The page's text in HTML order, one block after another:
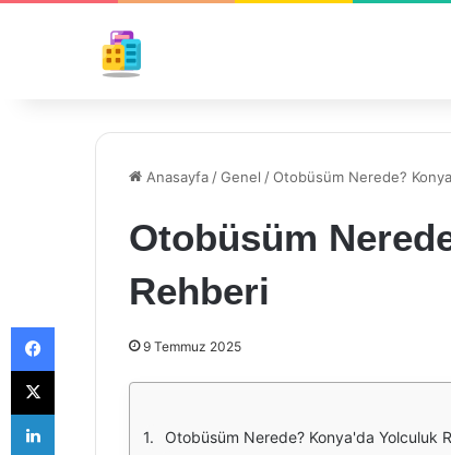
Anasayfa /Genel /Otobüsüm Nerede?
Otobüsüm
Rehberi
9 Temmuz 2025
Otobüsüm Nerede? Konya'da Yolculuk
Facebook
X
LinkedIn